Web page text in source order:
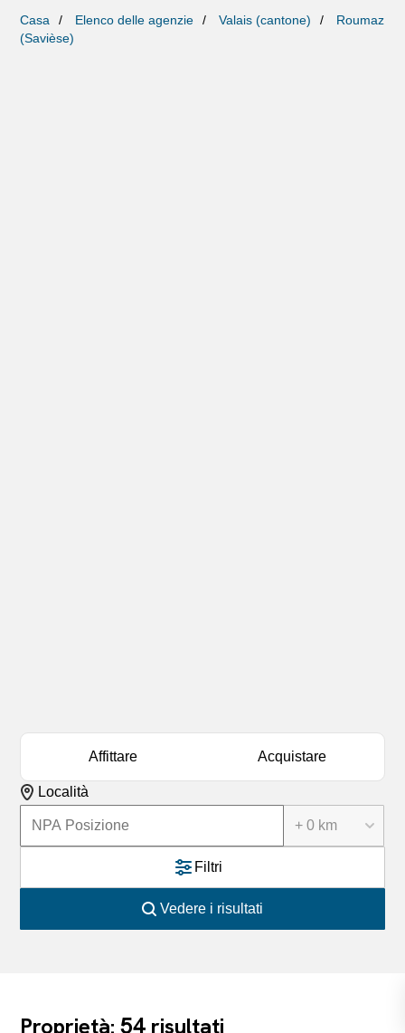
Casa Elenco delle agenzie Valais (cantone)
Roumaz
(Savièse)
Affittare Acquistare
Località
+ 0 km
Filtri
Vedere i risultati
Proprietà:54 risultati